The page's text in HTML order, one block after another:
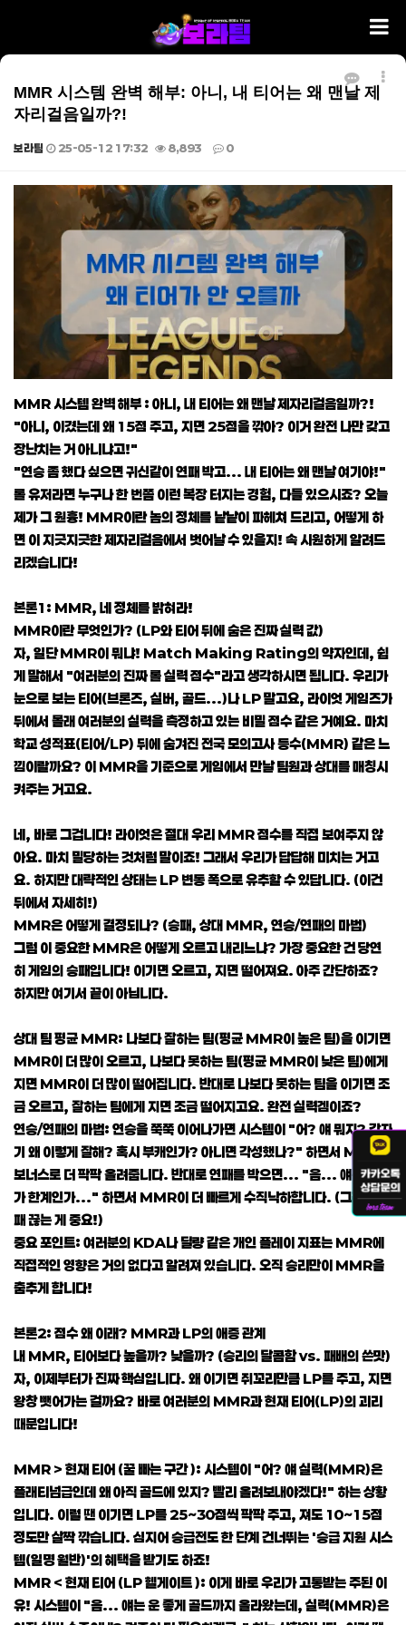
MMR 시스템 완벽 해부: 아니, 내 티어는 왜 맨날 제
자리걸음일까?!
보라팀 25-05-12 17:32 8,893 0
MMR 시스템 완벽 해부 : 아니, 내 티어는 왜 맨날 제자리걸음일까?!
"아니, 이겼는데 왜 15점 주고, 지면 25점을 깎아? 이거 완전 나만 갖고
장난치는 거 아니냐고!"
"연승 좀 했다 싶으면 귀신같이 연패 박고... 내 티어는 왜 맨날 여기야!"
롤 유저라면 누구나 한 번쯤 이런 복장 터지는 경험, 다들 있으시죠? 오늘
제가 그 원흉! MMR이란 놈의 정체를 낱낱이 파헤쳐 드리고, 어떻게 하
면 이 지긋지긋한 제자리걸음에서 벗어날 수 있을지! 속 시원하게 알려드
리겠습니다!
본론1: MMR, 네 정체를 밝혀라!
MMR이란 무엇인가? (LP와 티어 뒤에 숨은 진짜 실력 값)
자, 일단 MMR이 뭐냐! Match Making Rating의 약자인데, 쉽
게 말해서 "여러분의 진짜 롤 실력 점수"라고 생각하시면 됩니다. 우리가
눈으로 보는 티어(브론즈, 실버, 골드...)나 LP 말고요, 라이엇 게임즈가
뒤에서 몰래 여러분의 실력을 측정하고 있는 비밀 점수 같은 거예요. 마치
학교 성적표(티어/LP) 뒤에 숨겨진 전국 모의고사 등수(MMR) 같은 느
낌이랄까요? 이 MMR을 기준으로 게임에서 만날 팀원과 상대를 매칭시
켜주는 거고요.
네, 바로 그겁니다! 라이엇은 절대 우리 MMR 점수를 직접 보여주지 않
아요. 마치 밀당하는 것처럼 말이죠! 그래서 우리가 답답해 미치는 거고
요. 하지만 대략적인 상태는 LP 변동 폭으로 유추할 수 있답니다. (이건
뒤에서 자세히!)
MMR은 어떻게 결정되나? (승패, 상대 MMR, 연승/연패의 마법)
그럼 이 중요한 MMR은 어떻게 오르고 내리느냐? 가장 중요한 건 당연
히 게임의 승패입니다! 이기면 오르고, 지면 떨어져요. 아주 간단하죠?
하지만 여기서 끝이 아닙니다.
상대 팀 평균 MMR: 나보다 잘하는 팀(평균 MMR이 높은 팀)을 이기면
MMR이 더 많이 오르고, 나보다 못하는 팀(평균 MMR이 낮은 팀)에게
지면 MMR이 더 많이 떨어집니다. 반대로 나보다 못하는 팀을 이기면 조
금 오르고, 잘하는 팀에게 지면 조금 떨어지고요. 완전 실력겜이죠?
연승/연패의 마법: 연승을 쭉쭉 이어나가면 시스템이 "어? 얘 뭐지? 갑자
기 왜 이렇게 잘해? 혹시 부캐인가? 아니면 각성했나?" 하면서 MMR을
보너스로 더 팍팍 올려줍니다. 반대로 연패를 박으면... "음... 얘는 여기
가 한계인가..." 하면서 MMR이 더 빠르게 수직낙하합니다. (그래서 연
패 끊는 게 중요!)
중요 포인트: 여러분의 KDA나 딜량 같은 개인 플레이 지표는 MMR에
직접적인 영향은 거의 없다고 알려져 있습니다. 오직 승리만이 MMR을
춤추게 합니다!
본론2: 점수 왜 이래? MMR과 LP의 애증 관계
내 MMR, 티어보다 높을까? 낮을까? (승리의 달콤함 vs. 패배의 쓴맛)
자, 이제부터가 진짜 핵심입니다. 왜 이기면 쥐꼬리만큼 LP를 주고, 지면
왕창 뺏어가는 걸까요? 바로 여러분의 MMR과 현재 티어(LP)의 괴리
때문입니다!
MMR > 현재 티어 (꿀 빠는 구간 ): 시스템이 "어? 얘 실력(MMR)은
플래티넘급인데 왜 아직 골드에 있지? 빨리 올려보내야겠다!" 하는 상황
입니다. 이럴 땐 이기면 LP를 25~30점씩 팍팍 주고, 져도 10~15점
정도만 살짝 깎습니다. 심지어 승급전도 한 단계 건너뛰는 '승급 지원 시스
템(일명 월반)'의 혜택을 받기도 하죠!
MMR < 현재 티어 (LP 헬게이트 ): 이게 바로 우리가 고통받는 주된 이
유! 시스템이 "음... 얘는 운 좋게 골드까지 올라왔는데, 실력(MMR)은